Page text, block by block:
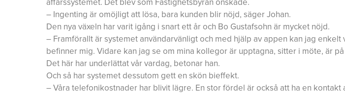
affärssystemet. Det blev som Fastighetsbyrån önskade.
– Ingenting är omöjligt att lösa, bara kunden blir nöjd, säger Johan.
Den nya växeln har varit igång i snart ett år och Bo Gustafsohn är mycket nöjd.
– Framförallt är systemet användarvänligt och med hjälp av appen kan jag
befinner mig. Vidare kan jag se om mina kollegor är upptagna, sitter i möte, är
Det här har underlättat vår vardag, betonar han.
Och så har systemet dessutom gett en skön bieffekt.
– Våra telefonikostnader har blivit lägre. En stor fördel är också att ha en kontakt